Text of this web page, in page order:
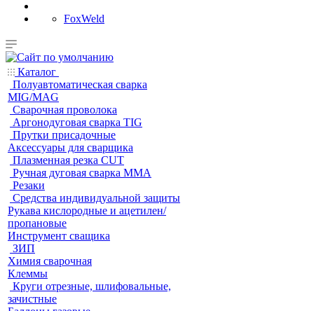
FoxWeld
Каталог
Полуавтоматическая сварка
MIG/MAG
Cварочная проволока
Аргонодуговая сварка TIG
Прутки присадочные
Аксессуары для сварщика
Плазменная резка CUT
Ручная дуговая сварка MMA
Резаки
Средства индивидуальной защиты
Рукава кислородные и ацетилен/
пропановые
Инструмент сващика
ЗИП
Химия сварочная
Клеммы
Круги отрезные, шлифовальные,
зачистные